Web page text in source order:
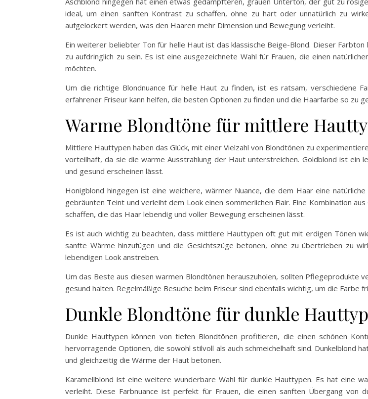
ideal, um einen sanften Kontrast zu schaffen, ohne zu hart oder unnatürlich zu
aufgelockert werden, was den Haaren mehr Dimension und Bewegung verleiht.
Ein weiterer beliebter Ton für helle Haut ist das klassische Beige-Blond. Dieser
zu aufdringlich zu sein. Es ist eine ausgezeichnete Wahl für Frauen, die einen
möchten.
Um die richtige Blondnuance für helle Haut zu finden, ist es ratsam, verschiedene
erfahrener Friseur kann helfen, die besten Optionen zu finden und die Haarfarbe so zu
Warme Blondtöne für mittlere
Mittlere Hauttypen haben das Glück, mit einer Vielzahl von Blondtönen zu
vorteilhaft, da sie die warme Ausstrahlung der Haut unterstreichen. Goldblond ist
und gesund erscheinen lässt.
Honigblond hingegen ist eine weichere, wärmer Nuance, die dem Haar eine
gebräunten Teint und verleiht dem Look einen sommerlichen Flair. Eine Kombination
schaffen, die das Haar lebendig und voller Bewegung erscheinen lässt.
Es ist auch wichtig zu beachten, dass mittlere Hauttypen oft gut mit erdigen Tönen
sanfte Wärme hinzufügen und die Gesichtszüge betonen, ohne zu übertrieben zu
lebendigen Look anstreben.
Um das Beste aus diesen warmen Blondtönen herauszuholen, sollten
gesund halten. Regelmäßige Besuche beim Friseur sind ebenfalls wichtig, um die Farbe
Dunkle Blondtöne für dunkle
Dunkle Hauttypen können von tiefen Blondtönen profitieren, die einen schönen
hervorragende Optionen, die sowohl stilvoll als auch schmeichelhaft sind. Dunkelblond
und gleichzeitig die Wärme der Haut betonen.
Karamellblond ist eine weitere wunderbare Wahl für dunkle Hauttypen. Es hat eine
verleiht. Diese Farbnuance ist perfekt für Frauen, die einen sanften Übergang von